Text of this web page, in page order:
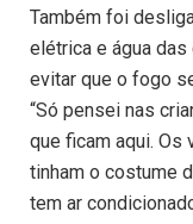
Também foi
elétrica e água das
evitar que o fogo
“Só pensei nas
que ficam aqui. Os
tinham o costume
tem ar